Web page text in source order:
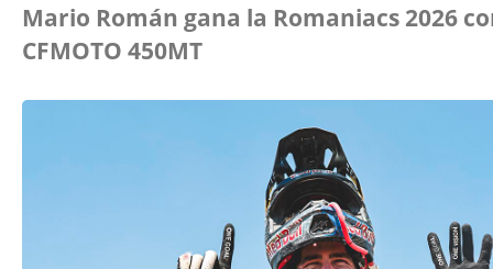
Mario Román gana la Romaniacs 2026
CFMOTO 450MT